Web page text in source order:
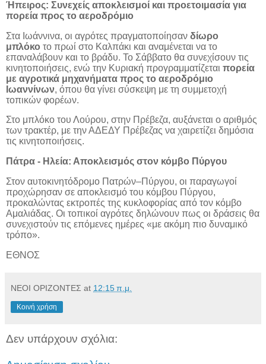
Ήπειρος: Συνεχείς αποκλεισμοί και προετοιμασία για
πορεία προς το αεροδρόμιο
Στα Ιωάννινα, οι αγρότες πραγματοποίησαν δίωρο
μπλόκο το πρωί στο Καλπάκι και αναμένεται να το
επαναλάβουν και το βράδυ. Το Σάββατο θα συνεχίσουν τις
κινητοποιήσεις, ενώ την Κυριακή προγραμματίζεται πορεία
με αγροτικά μηχανήματα προς το αεροδρόμιο
Ιωαννίνων, όπου θα γίνει σύσκεψη με τη συμμετοχή
τοπικών φορέων.
Στο μπλόκο του Λούρου, στην Πρέβεζα, αυξάνεται ο αριθμός
των τρακτέρ, με την ΑΔΕΔΥ Πρέβεζας να χαιρετίζει δημόσια
τις κινητοποιήσεις.
Πάτρα - Ηλεία: Αποκλεισμός στον κόμβο Πύργου
Στον αυτοκινητόδρομο Πατρών–Πύργου, οι παραγωγοί
προχώρησαν σε αποκλεισμό του κόμβου Πύργου,
προκαλώντας εκτροπές της κυκλοφορίας από τον κόμβο
Αμαλιάδας. Οι τοπικοί αγρότες δηλώνουν πως οι δράσεις θα
συνεχιστούν τις επόμενες ημέρες «με ακόμη πιο δυναμικό
τρόπο».
ΕΘΝΟΣ
ΝΕΟΙ ΟΡΙΖΟΝΤΕΣ at 12:15 π.μ.
Κοινή χρήση
Δεν υπάρχουν σχόλια: